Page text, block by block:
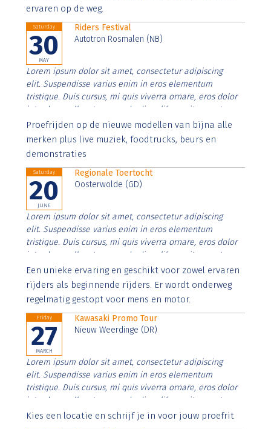
ervaren op de weg.
Saturday
30
MAY
Riders Festival
Autotron Rosmalen (NB)
Lorem ipsum dolor sit amet, consectetur adipiscing
elit. Suspendisse varius enim in eros elementum
tristique. Duis cursus, mi quis viverra ornare, eros dolor
interdum nulla, ut commodo diam libero vitae erat.
Aenean faucibus nibh et justo cursus id rutrum lorem
imperdiet. Nunc ut sem vitae risus tristique posuere.
Proefrijden op de nieuwe modellen van bijna alle
merken plus live muziek, foodtrucks, beurs en
demonstraties
Saturday
20
JUNE
Regionale Toertocht
Oosterwolde (GD)
Lorem ipsum dolor sit amet, consectetur adipiscing
elit. Suspendisse varius enim in eros elementum
tristique. Duis cursus, mi quis viverra ornare, eros dolor
interdum nulla, ut commodo diam libero vitae erat.
Aenean faucibus nibh et justo cursus id rutrum lorem
imperdiet. Nunc ut sem vitae risus tristique posuere.
Een unieke ervaring en geschikt voor zowel ervaren
rijders als beginnende rijders. Er wordt onderweg
regelmatig gestopt voor mens en motor.
Friday
27
MARCH
Kawasaki Promo Tour
Nieuw Weerdinge (DR)
Lorem ipsum dolor sit amet, consectetur adipiscing
elit. Suspendisse varius enim in eros elementum
tristique. Duis cursus, mi quis viverra ornare, eros dolor
interdum nulla, ut commodo diam libero vitae erat.
Aenean faucibus nibh et justo cursus id rutrum lorem
Kies een locatie en schrijf je in voor jouw proefrit